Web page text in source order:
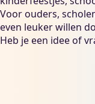
Voor ouders,
even leuker willen
Heb je een idee of